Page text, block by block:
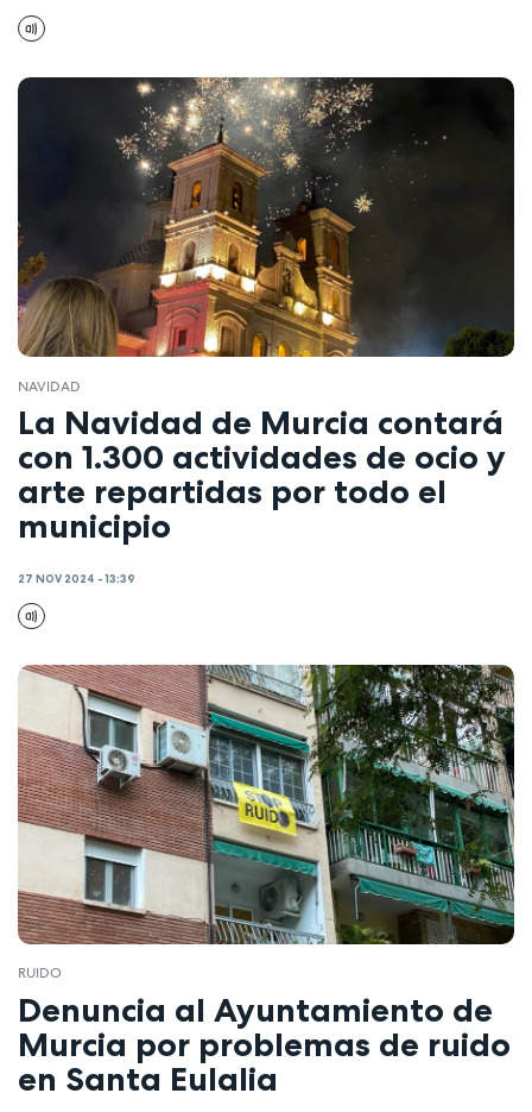
NAVIDAD
La Navidad de Murcia contará
con 1.300 actividades de ocio y
arte repartidas por todo el
municipio
27 NOV 2024 - 13:39
RUIDO
Denuncia al Ayuntamiento de
Murcia por problemas de ruido
en Santa Eulalia